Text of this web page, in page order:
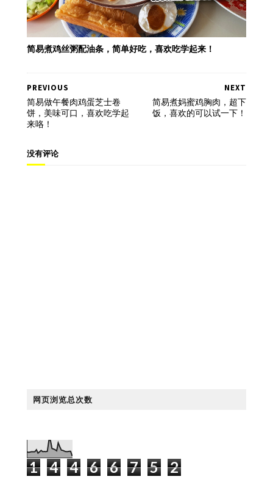
简易煮鸡丝粥配油条，简单好吃，喜欢吃学起来！
NEXT
简易煮妈蜜鸡胸肉，超下
饭，喜欢的可以试一下！
PREVIOUS
简易做午餐肉鸡蛋芝士卷
饼，美味可口，喜欢吃学起
来咯！
没有评论
网页浏览总次数
1 4 4 6 6 7 5 2